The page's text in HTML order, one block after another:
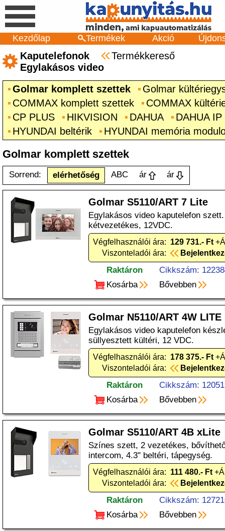
Kezdőlap Termékek Akció
Kaputelefonok
Termékkereső
Egylakásos video
Golmar komplett szettek
Golmar
COMMAX komplett szettek
COMMAX
CP PLUS
HIKVISION DAHUA
DAHUA IP
HYUNDAI beltérik
HYUNDAI memória
Golmar komplett szettek
Sorrend: elérhetőség ABC ár ár
Golmar S5110/ART 7 Lite
Egylakásos video kaputelefon
kétvezetékes, 12VDC.
Végfelhasználói ára: 129 731.- Ft
Viszonteladói ára:
Raktáron
Cikkszám:
Kosárba
Bővebben
Golmar N5110/ART 4W LITE
Egylakásos video kaputelefon
süllyesztett kültéri, 12 VDC.
Végfelhasználói ára: 178 375.- Ft
Viszonteladói ára:
Raktáron
Cikkszám:
Kosárba
Bővebben
Golmar S5110/ART 4B xLite
Színes szett, 2 vezetékes,
intercom, 4.3" beltéri, tápegység.
Végfelhasználói ára: 111 480.- Ft
Viszonteladói ára:
Raktáron
Cikkszám:
Kosárba
Bővebben